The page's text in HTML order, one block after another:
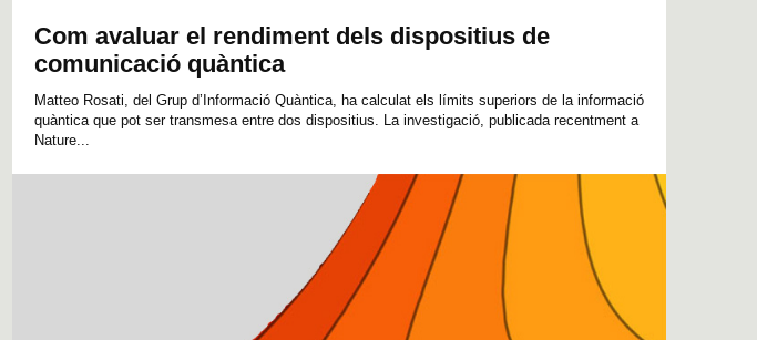
Com avaluar el rendiment dels dispositius de
comunicació quàntica
Matteo Rosati, del Grup d’Informació Quàntica, ha calculat els límits superiors de la informació
quàntica que pot ser transmesa entre dos dispositius. La investigació, publicada recentment a
Nature...